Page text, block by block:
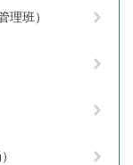
理班）